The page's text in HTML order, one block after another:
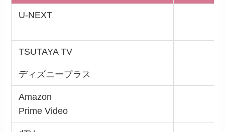
U-NEXT
TSUTAYA TV
ディズニープラス
Amazon
Prime Video